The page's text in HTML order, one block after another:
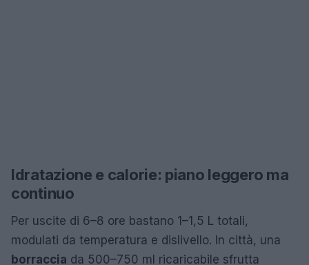
Idratazione e calorie: piano leggero ma
continuo
Per uscite di 6–8 ore bastano 1–1,5 L totali,
modulati da temperatura e dislivello. In città, una
borraccia da 500–750 ml ricaricabile sfrutta